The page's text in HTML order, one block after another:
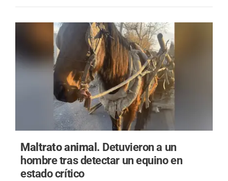
Maltrato animal. Detuvieron a un
hombre tras detectar un equino en
estado crítico